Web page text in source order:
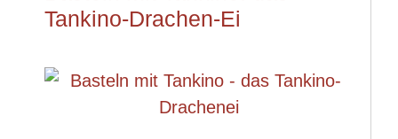
Tankino-Drachen-Ei